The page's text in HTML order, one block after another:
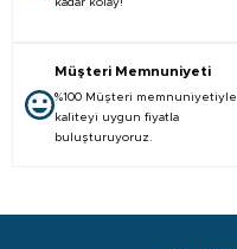
kadar kolay!
Müşteri Memnuniyeti
%100 Müşteri memnuniyetiyle
kaliteyi uygun fiyatla
buluşturuyoruz.